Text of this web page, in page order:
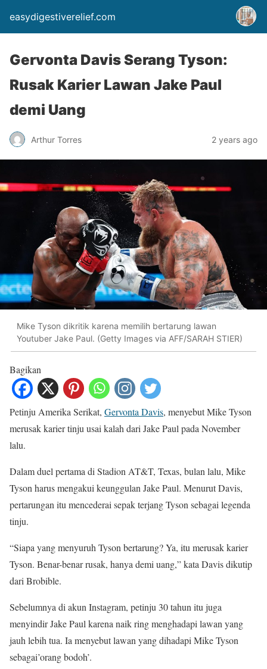
easydigestiverelief.com
Gervonta Davis Serang Tyson:
Rusak Karier Lawan Jake Paul
demi Uang
Arthur Torres 2 years ago
Mike Tyson dikritik karena memilih bertarung lawan
Youtuber Jake Paul. (Getty Images via AFF/SARAH STIER)
Bagikan
Petinju Amerika Serikat, Gervonta Davis, menyebut Mike Tyson
merusak karier tinju usai kalah dari Jake Paul pada November
lalu.
Dalam duel pertama di Stadion AT&T, Texas, bulan lalu, Mike
Tyson harus mengakui keunggulan Jake Paul. Menurut Davis,
pertarungan itu mencederai sepak terjang Tyson sebagai legenda
tinju.
“Siapa yang menyuruh Tyson bertarung? Ya, itu merusak karier
Tyson. Benar-benar rusak, hanya demi uang,” kata Davis dikutip
dari Brobible.
Sebelumnya di akun Instagram, petinju 30 tahun itu juga
menyindir Jake Paul karena naik ring menghadapi lawan yang
jauh lebih tua. Ia menyebut lawan yang dihadapi Mike Tyson
sebagai’orang bodoh’.